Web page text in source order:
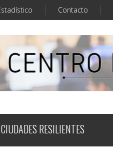
Contacto
CIUDADES RESILIENTES